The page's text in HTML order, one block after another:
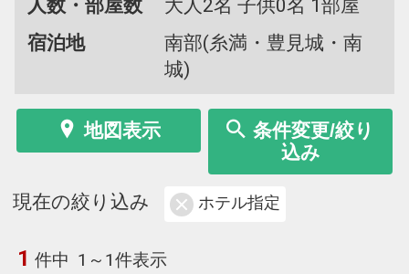
人数・部屋数
大人2名 子供0名 1部屋
宿泊地
南部(糸満・豊見城・南
城)
地図表示
条件変更/絞り
込み
現在の絞り込み ホテル指定
1 件中 1～1件表示